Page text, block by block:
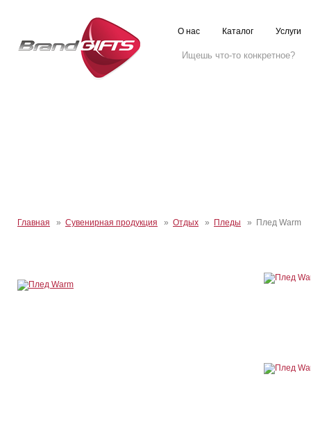
О нас Каталог Услуги
Главная » Сувенирная продукция » Отдых » Пледы » Плед Warm